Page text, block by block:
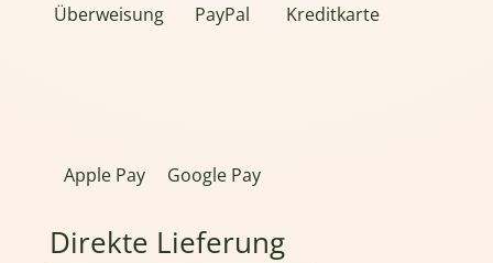
Überweisung PayPal Kreditkarte
Apple Pay Google Pay
Direkte Lieferung